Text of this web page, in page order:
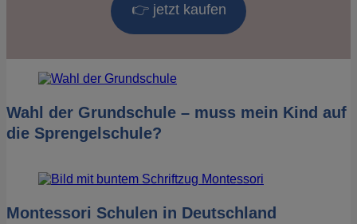
👉 jetzt kaufen
Wahl der Grundschule – muss mein Kind auf
die Sprengelschule?
Montessori Schulen in Deutschland